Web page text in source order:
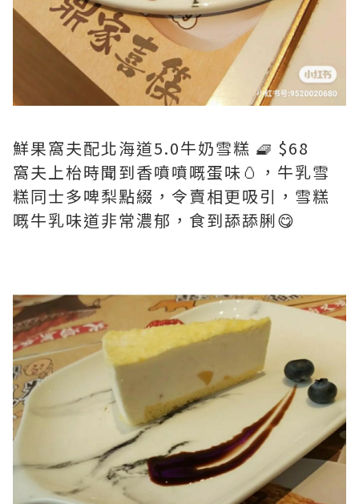
鮮果窩夫配北海道5.0牛奶雪糕 🧇 $68
窩夫上枱時聞到香噴噴嘅蛋味🥚，牛乳雪
糕同士多啤梨點綴，令賣相更吸引，雪糕
嘅牛乳味道非常濃郁，食到舔舔脷😋